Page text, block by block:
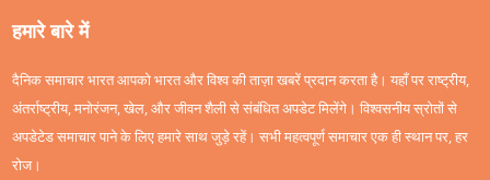
हमारे बारे में
दैनिक समाचार भारत आपको भारत और विश्व की ताज़ा खबरें प्रदान करता है। यहाँ पर राष्ट्रीय,
अंतर्राष्ट्रीय, मनोरंजन, खेल, और जीवन शैली से संबंधित अपडेट मिलेंगे। विश्वसनीय स्रोतों से
अपडेटेड समाचार पाने के लिए हमारे साथ जुड़े रहें। सभी महत्वपूर्ण समाचार एक ही स्थान पर, हर
रोज।